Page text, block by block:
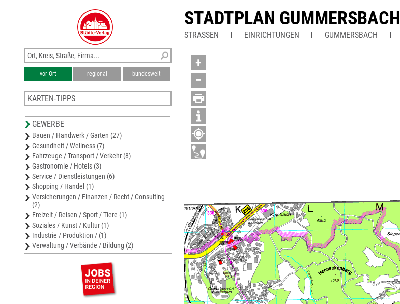
STADTPLAN GUMMERSBACH
STRASSEN EINRICHTUNGEN GUMMERSBACH
+
−
vor Ort regional bundesweit
KARTEN-TIPPS
Stadtplan Marienheide
Stadtplan Wiehl
Stadtplan Bergneustadt
Stadtplan Nümbrecht
GEWERBE
Bauen / Handwerk / Garten (27)
Gesundheit / Wellness (7)
Fahrzeuge / Transport / Verkehr (8)
Gastronomie / Hotels (3)
Service / Dienstleistungen (6)
Shopping / Handel (1)
Versicherungen / Finanzen / Recht / Consulting
(2)
Freizeit / Reisen / Sport / Tiere (1)
Soziales / Kunst / Kultur (1)
Industrie / Produktion / (1)
Verwaltung / Verbände / Bildung (2)